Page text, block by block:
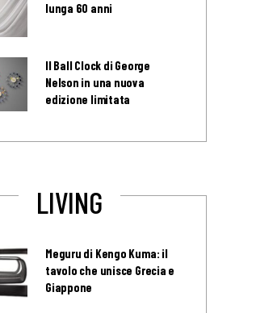
lunga 60 anni
Il Ball Clock di George
Nelson in una nuova
edizione limitata
LIVING
Meguru di Kengo Kuma: il
tavolo che unisce Grecia e
Giappone